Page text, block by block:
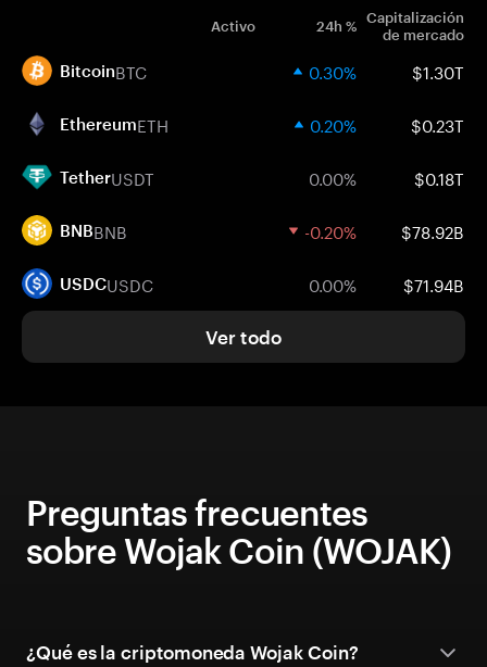
Activo 24h % Capitalización
de mercado
BitcoinBTC 0.30% $1.30T
EthereumETH 0.20% $0.23T
TetherUSDT 0.00% $0.18T
BNBBNB -0.20% $78.92B
USDCUSDC 0.00% $71.94B
Ver todo
Preguntas frecuentes
sobre Wojak Coin (WOJAK)
¿Qué es la criptomoneda Wojak Coin?